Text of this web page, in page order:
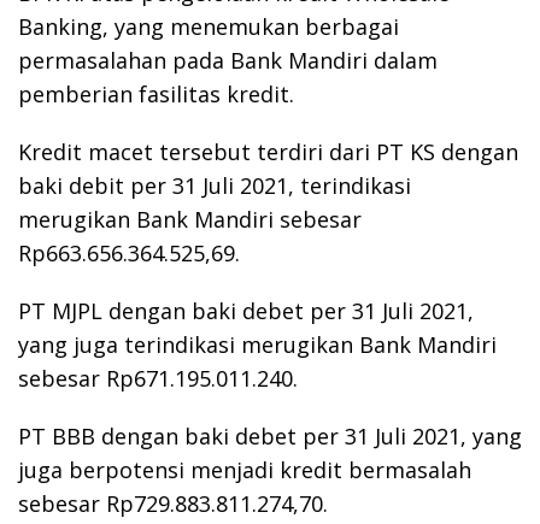
Banking, yang menemukan berbagai
permasalahan pada Bank Mandiri dalam
pemberian fasilitas kredit.
Kredit macet tersebut terdiri dari PT KS dengan
baki debit per 31 Juli 2021, terindikasi
merugikan Bank Mandiri sebesar
Rp663.656.364.525,69.
PT MJPL dengan baki debet per 31 Juli 2021,
yang juga terindikasi merugikan Bank Mandiri
sebesar Rp671.195.011.240.
PT BBB dengan baki debet per 31 Juli 2021, yang
juga berpotensi menjadi kredit bermasalah
sebesar Rp729.883.811.274,70.